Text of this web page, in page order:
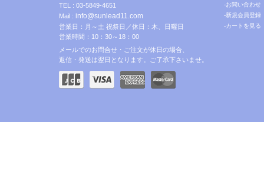
TEL : 03-5849-4651
Mail : info@sunlead11.com
営業日：月～土 祝祭日／休日：木、日曜日
営業時間：10：30～18：00
メールでのお問合せ・ご注文が休日の場合、
返信・発送は翌日となります。ご了承下さいませ。
-お問い合わせ
-新規会員登録
-カートを見る